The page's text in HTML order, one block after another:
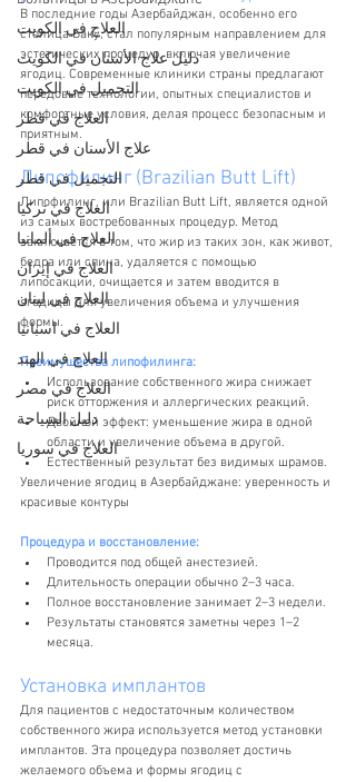
العلاج في الكويت
دليل علاج الأسنان في الكويت
التجميل في الكويت
العلاج في قطر
علاج الأسنان في قطر
التجميل في قطر
العلاج في تركيا
العلاج في ألمانيا
العلاج في إيران
العلاج في لبنان
العلاج في اسبانيا
العلاج في الهند
العلاج في مصر
دليل السياحة
العلاج في سوريا
В последние годы Азербайджан, особенно его
столица Баку, стал популярным направлением для
эстетических процедур, включая увеличение
ягодиц. Современные клиники страны предлагают
передовые технологии, опытных специалистов и
комфортные условия, делая процесс безопасным и
приятным.
Липофилинг (Brazilian Butt Lift)
Липофилинг, или Brazilian Butt Lift, является одной
из самых востребованных процедур. Метод
заключается в том, что жир из таких зон, как живот,
бедра или спина, удаляется с помощью
липосакции, очищается и затем вводится в
ягодицы для увеличения объема и улучшения
формы.
Преимущества липофилинга:
Использование собственного жира снижает
риск отторжения и аллергических реакций.
Двойной эффект: уменьшение жира в одной
области и увеличение объема в другой.
Естественный результат без видимых шрамов.
Увеличение ягодиц в Азербайджане: уверенность и
красивые контуры
Процедура и восстановление:
Проводится под общей анестезией.
Длительность операции обычно 2–3 часа.
Полное восстановление занимает 2–3 недели.
Результаты становятся заметны через 1–2
месяца.
Установка имплантов
Для пациентов с недостаточным количеством
собственного жира используется метод установки
имплантов. Эта процедура позволяет достичь
желаемого объема и формы ягодиц с